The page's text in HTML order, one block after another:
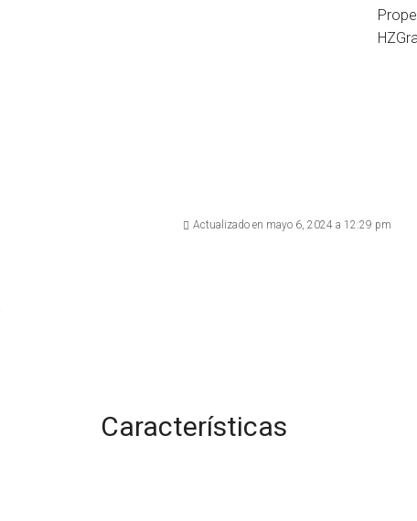
Actualizado en mayo 6, 2024 a 12:29 pm
Características